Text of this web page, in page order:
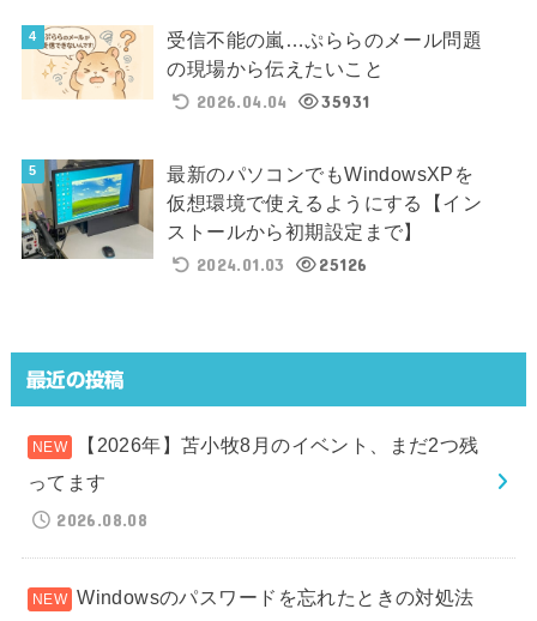
受信不能の嵐…ぷららのメール問題
の現場から伝えたいこと
2026.04.04
35931
最新のパソコンでもWindowsXPを
仮想環境で使えるようにする【イン
ストールから初期設定まで】
2024.01.03
25126
最近の投稿
【2026年】苫小牧8月のイベント、まだ2つ残
ってます
2026.08.08
Windowsのパスワードを忘れたときの対処法